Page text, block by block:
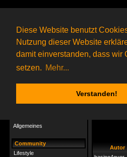
Diese Website benutzt
Nutzung dieser Website
damit einverstanden, dass wir
setzen. Mehr...
Verstanden!
Das nächste Rätsel ist in
36 Gagolganeronline(0 registrierte und 36
Gagolganer:
9732Rätsel online:
Allgemeines
Community
Lifestyle
Autor